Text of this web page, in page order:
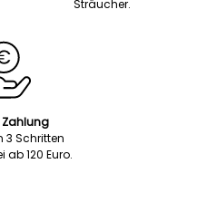
Sträucher.
Zahlung
3 Schritten
ab 120 Euro.